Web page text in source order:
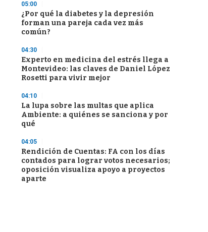
05:00
¿Por qué la diabetes y la depresión
forman una pareja cada vez más
común?
04:30
Experto en medicina del estrés llega a
Montevideo: las claves de Daniel López
Rosetti para vivir mejor
04:10
La lupa sobre las multas que aplica
Ambiente: a quiénes se sanciona y por
qué
04:05
Rendición de Cuentas: FA con los días
contados para lograr votos necesarios;
oposición visualiza apoyo a proyectos
aparte